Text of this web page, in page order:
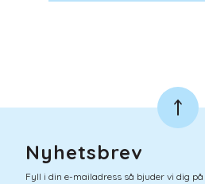
Nyhetsbrev
Fyll i din e-mailadress så bjuder vi dig